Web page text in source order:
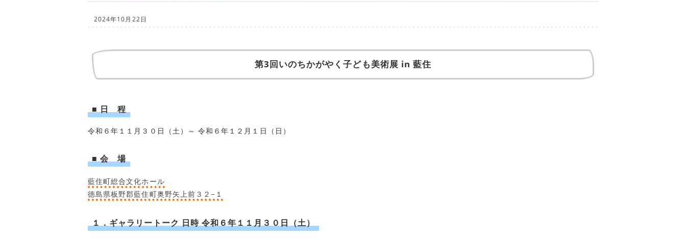
2024年10月22日
第3回いのちかがやく子ども美術展 in 藍住
■ 日 程
令和６年１１月３０日（土）～ 令和６年１２月１日（日）
■ 会 場
藍住町総合文化ホール
徳島県板野郡藍住町奥野矢上前３２−１
１．ギャラリートーク 日時 令和６年１１月３０日（土）